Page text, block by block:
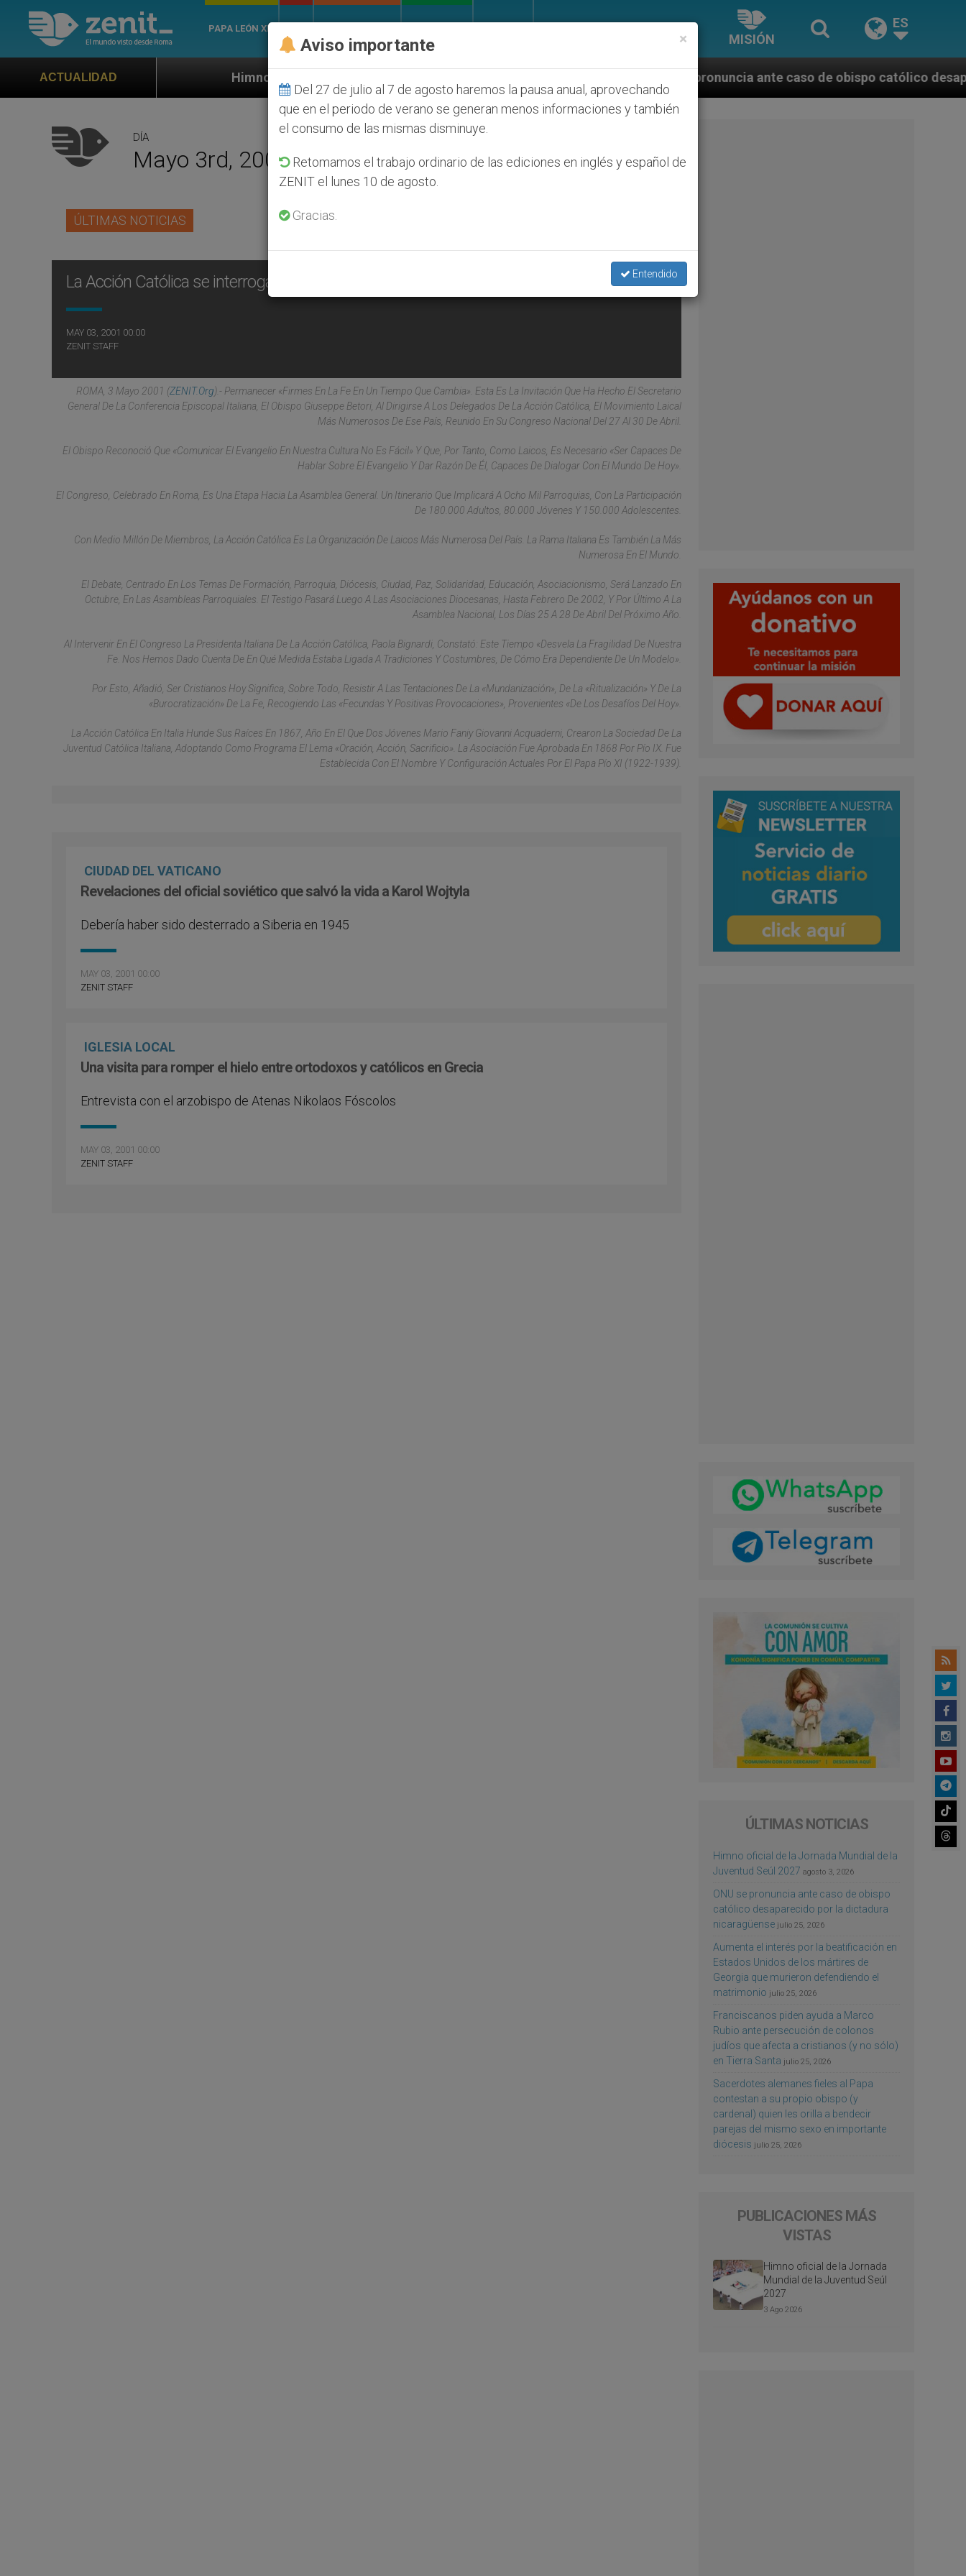
PAPA LEÓN XIV
MISIÓN
ES
ACTUALIDADHimno oficial de la Jornada Mundial de la Juventud Seúl 2027 ONU se pronuncia ante caso de obispo católico desaparecido por la
DÍA
Mayo 3rd, 2001
ÚLTIMAS NOTICIAS
La Acción Católica se interroga
MAY 03, 2001 00:00
ZENIT STAFF
ROMA, 3 Mayo 2001 (ZENIT.org).- Permanecer «firmes En La Fe En Un Tiempo Que Cambia». Esta Es La Invitación Que Ha Hecho El Secretario
General De La Conferencia Episcopal Italiana, El Obispo Giuseppe Betori, Al Dirigirse A Los Delegados De La Acción Católica, El Movimiento Laical
Más Numerosos De Ese País, Reunido En Su Congreso Nacional Del 27 Al 30 De Abril.
El Obispo Reconoció Que «comunicar El Evangelio En Nuestra Cultura No Es Fácil» Y Que, Por Tanto, Como Laicos, Es Necesario «ser Capaces De
Hablar Sobre El Evangelio Y Dar Razón De Él, Capaces De Dialogar Con El Mundo De Hoy».
El Congreso, Celebrado En Roma, Es Una Etapa Hacia La Asamblea General. Un Itinerario Que Implicará A Ocho Mil Parroquias, Con La Participación
De 180.000 Adultos, 80.000 Jóvenes Y 150.000 Adolescentes.
Con Medio Millón De Miembros, La Acción Católica Es La Organización De Laicos Más Numerosa Del País. La Rama Italiana Es También La Más
Numerosa En El Mundo.
El Debate, Centrado En Los Temas De Formación, Parroquia, Diócesis, Ciudad, Paz, Solidaridad, Educación, Asociacionismo, Será Lanzado En
Octubre, En Las Asambleas Parroquiales. El Testigo Pasará Luego A Las Asociaciones Diocesanas, Hasta Febrero De 2002, Y Por Último A La
Asamblea Nacional, Los Días 25 A 28 De Abril Del Próximo Año.
Al Intervenir En El Congreso La Presidenta Italiana De La Acción Católica, Paola Bignardi, Constató: Este Tiempo «desvela La Fragilidad De Nuestra
Fe. Nos Hemos Dado Cuenta De En Qué Medida Estaba Ligada A Tradiciones Y Costumbres, De Cómo Era Dependiente De Un Modelo».
Por Esto, Añadió, Ser Cristianos Hoy Significa, Sobre Todo, Resistir A Las Tentaciones De La «mundanización», De La «ritualización» Y De La
«burocratización» De La Fe, Recogiendo Las «fecundas Y Positivas Provocaciones», Provenientes «de Los Desafíos Del Hoy».
La Acción Católica En Italia Hunde Sus Raíces En 1867, Año En El Que Dos Jóvenes Mario Faniy Giovanni Acquaderni, Crearon La Sociedad De La
Juventud Católica Italiana, Adoptando Como Programa El Lema «Oración, Acción, Sacrificio». La Asociación Fue Aprobada En 1868 Por Pío IX. Fue
Establecida Con El Nombre Y Configuración Actuales Por El Papa Pío XI (1922-1939).
CIUDAD DEL VATICANO
Revelaciones del oficial soviético que salvó la vida a Karol Wojtyla
Debería haber sido desterrado a Siberia en 1945
MAY 03, 2001 00:00
ZENIT STAFF
IGLESIA LOCAL
Una visita para romper el hielo entre ortodoxos y católicos en Grecia
Entrevista con el arzobispo de Atenas Nikolaos Fóscolos
MAY 03, 2001 00:00
ZENIT STAFF
ÚLTIMAS NOTICIAS
Himno oficial de la Jornada Mundial de la
Juventud Seúl 2027 agosto 3, 2026
ONU se pronuncia ante caso de obispo
católico desaparecido por la dictadura
nicaragüense julio 25, 2026
Aumenta el interés por la beatificación en
Estados Unidos de los mártires de
Georgia que murieron defendiendo el
matrimonio julio 25, 2026
Franciscanos piden ayuda a Marco
Rubio ante persecución de colonos
judíos que afecta a cristianos (y no sólo)
en Tierra Santa julio 25, 2026
Sacerdotes alemanes fieles al Papa
contestan a su propio obispo (y
cardenal) quien les orilla a bendecir
parejas del mismo sexo en importante
diócesis julio 25, 2026
PUBLICACIONES MÁS
VISTAS
Himno oficial de la Jornada
Mundial de la Juventud Seúl
2027
3 Ago 2026
×
Aviso importante
Del 27 de julio al 7 de agosto haremos la pausa anual, aprovechando
que en el periodo de verano se generan menos informaciones y también
el consumo de las mismas disminuye.
Retomamos el trabajo ordinario de las ediciones en inglés y español de
ZENIT el lunes 10 de agosto.
Gracias.
Entendido